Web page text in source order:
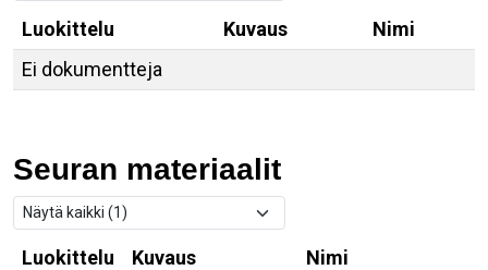
Luokittelu Kuvaus
Nimi
Ei dokumentteja
Seuran materiaalit
Luokittelu Kuvaus
Nimi